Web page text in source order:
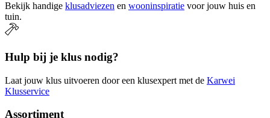
Bekijk handige klusadviezen en wooninspiratie voor jouw huis en
tuin.
Hulp bij je klus nodig?
Laat jouw klus uitvoeren door een klusexpert met de Karwei
Klusservice
Assortiment